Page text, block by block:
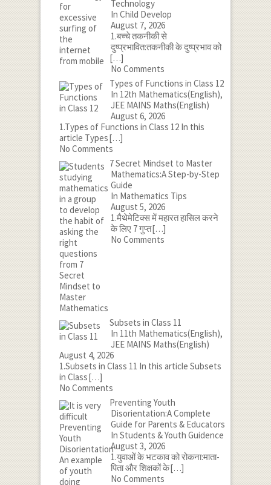
Technology
In Child Develop
August 7, 2026
1.बच्चे तकनीकी से
दुष्प्रभावित:तकनीकी के दुष्प्रभाव को
[…]
No Comments
Types of Functions in Class 12
In 12th Mathematics(English),
JEE MAINS Maths(English)
August 6, 2026
1.Types of Functions in Class 12 In this
article Types[…]
No Comments
7 Secret Mindset to Master
Mathematics:A Step-by-Step
Guide
In Mathematics Tips
August 5, 2026
1.मैथेमेटिक्स में महारत हासिल करने
के लिए 7 गुप्त[…]
No Comments
Subsets in Class 11
In 11th Mathematics(English),
JEE MAINS Maths(English)
August 4, 2026
1.Subsets in Class 11 In this article Subsets
in Class[…]
No Comments
Preventing Youth
Disorientation:A Complete
Guide for Parents & Educators
In Students & Youth Guidence
August 3, 2026
1.युवाओं के भटकाव को रोकना:माता-
पिता और शिक्षकों के[…]
No Comments